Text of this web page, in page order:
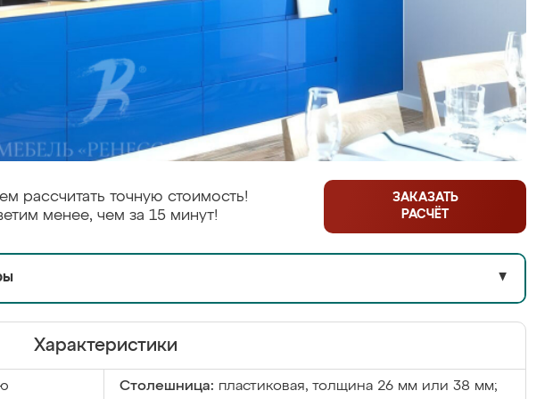
рассчитать точную стоимость!
менее, чем за 15 минут!
ЗАКАЗАТЬ
РАСЧЁТ
▼
Характеристики
Столешница: пластиковая, толщина 26 мм или 38 мм;